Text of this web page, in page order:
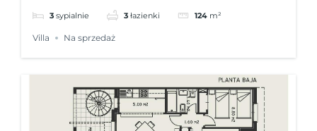
3 sypialnie 3 łazienki 124 m²
Villa Na sprzedaż